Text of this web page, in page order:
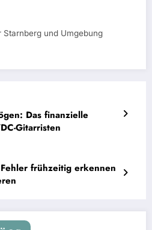
und Umgebung
Das finanzielle
Gitarristen
frühzeitig erkennen